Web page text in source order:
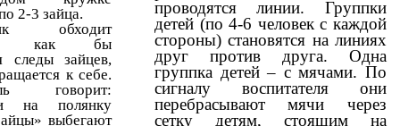
2-3 зайца.
обходит
как бы
следы зайцев,
к себе.
говорит:
на полянку
выбегают
проводятся линии. Группки
детей (по 4-6 человек с каждой
стороны) становятся на линиях
друг против друга. Одна
группка детей – с мячами. По
сигналу воспитателя они
перебрасывают мячи через
сетку детям, стоящим на